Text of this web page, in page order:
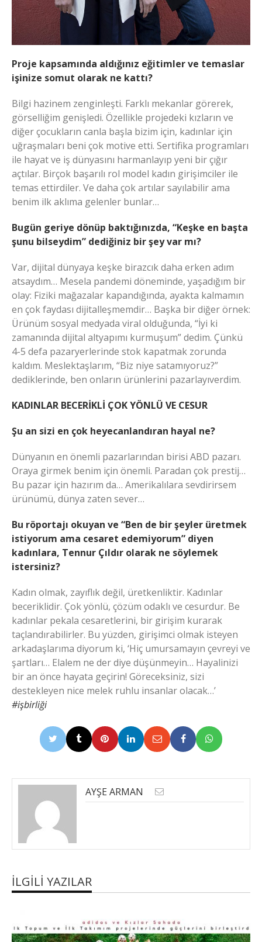
Proje kapsamında aldığınız eğitimler ve temaslar
işinize somut olarak ne kattı?
Bilgi hazinem zenginleşti. Farklı mekanlar görerek,
görselliğim genişledi. Özellikle projedeki kızların ve
diğer çocukların canla başla bizim için, kadınlar için
uğraşmaları beni çok motive etti. Sertifika programları
ile hayat ve iş dünyasını harmanlayıp yeni bir çığır
açtılar. Birçok başarılı rol model kadın girişimciler ile
temas ettirdiler. Ve daha çok artılar sayılabilir ama
benim ilk aklıma gelenler bunlar…
Bugün geriye dönüp baktığınızda, “Keşke en başta
şunu bilseydim” dediğiniz bir şey var mı?
Var, dijital dünyaya keşke birazcık daha erken adım
atsaydım… Mesela pandemi döneminde, yaşadığım bir
olay: Fiziki mağazalar kapandığında, ayakta kalmamın
en çok faydası dijitalleşmemdir… Başka bir diğer örnek:
Ürünüm sosyal medyada viral olduğunda, “İyi ki
zamanında dijital altyapımı kurmuşum” dedim. Çünkü
4-5 defa pazaryerlerinde stok kapatmak zorunda
kaldım. Meslektaşlarım, “Biz niye satamıyoruz?”
dediklerinde, ben onların ürünlerini pazarlayıverdim.
KADINLAR BECERİKLİ ÇOK YÖNLÜ VE CESUR
Şu an sizi en çok heyecanlandıran hayal ne?
Dünyanın en önemli pazarlarından birisi ABD pazarı.
Oraya girmek benim için önemli. Paradan çok prestij…
Bu pazar için hazırım da… Amerikalılara sevdirirsem
ürünümü, dünya zaten sever…
Bu röportajı okuyan ve “Ben de bir şeyler üretmek
istiyorum ama cesaret edemiyorum” diyen
kadınlara, Tennur Çıldır olarak ne söylemek
istersiniz?
Kadın olmak, zayıflık değil, üretkenliktir. Kadınlar
beceriklidir. Çok yönlü, çözüm odaklı ve cesurdur. Be
kadınlar pekala cesaretlerini, bir girişim kurarak
taçlandırabilirler. Bu yüzden, girişimci olmak isteyen
arkadaşlarıma diyorum ki, ‘Hiç umursamayın çevreyi ve
şartları… Elalem ne der diye düşünmeyin… Hayalinizi
bir an önce hayata geçirin! Göreceksiniz, sizi
destekleyen nice melek ruhlu insanlar olacak…’
#işbirliği
AYŞE ARMAN
İLGILI YAZILAR